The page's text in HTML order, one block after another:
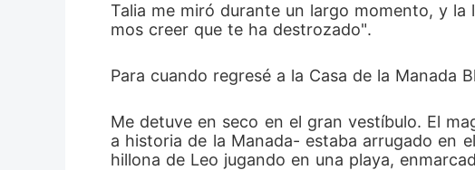
Talia me miró durante un largo momento, y la
mos creer que te ha destrozado".
Para cuando regresé a la Casa de la Manada
Me detuve en seco en el gran vestíbulo. El
a historia de la Manada- estaba arrugado en
hillona de Leo jugando en una playa,